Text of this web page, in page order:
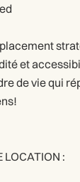
et
de vie qui
LOCATION :